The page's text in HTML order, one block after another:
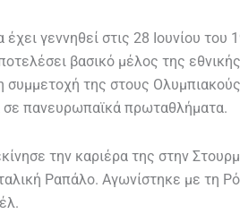
γεννηθεί στις 28 Ιουνίου
βασικό μέλος της
συμμετοχή της στους
σε πανευρωπαϊκά πρωταθλήματα.
την καριέρα της στην
Ραπάλο. Αγωνίστηκε με τη